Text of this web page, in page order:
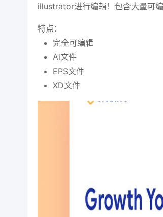
illustrator进行编辑！包含大量可编
特点：
完全可编辑
Ai文件
EPS文件
XD文件